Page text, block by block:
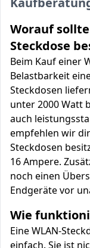
Worauf
Steckdose
Beim Kauf einer
Belastbarkeit
Steckdosen
unter 2000 Watt
auch
empfehlen wir
Steckdosen
16 Ampere.
noch einen
Endgeräte vor
Wie
Eine WLAN-
einfach. Sie ist